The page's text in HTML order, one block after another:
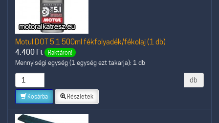
Motul DOT 5.1 500ml fékfolyadék/fékolaj (1 db)
4.400 Ft Raktáron!
Mennyiségi egység (1 egység ezt takarja): 1 db
db
Kosárba Részletek